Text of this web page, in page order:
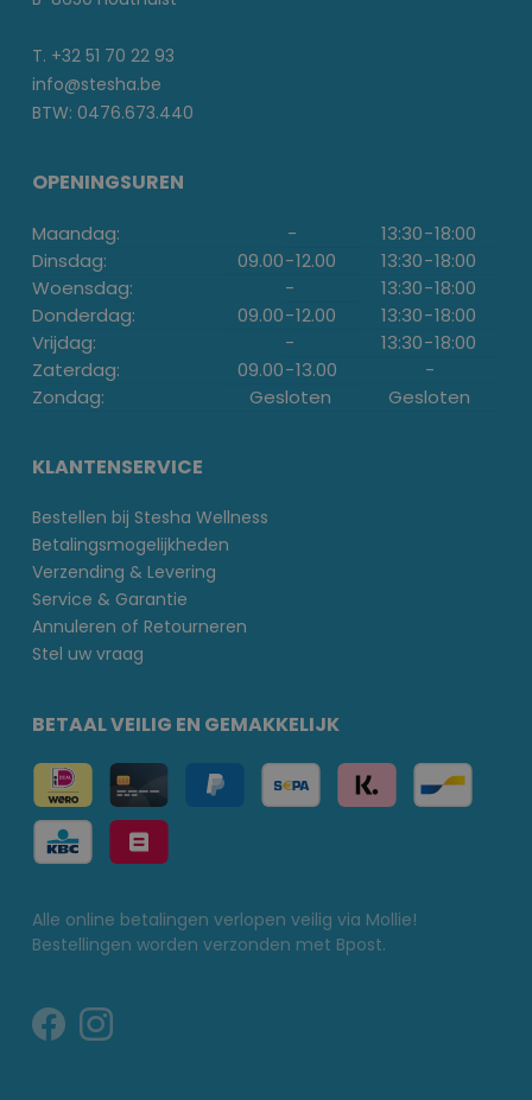
T. +32 51 70 22 93
info@stesha.be
BTW: 0476.673.440
OPENINGSUREN
Maandag: - 13:30-18:00
Dinsdag:
09.00-12.00 13:30-18:00
Woensdag:
- 13:30-18:00
Donderdag:
09.00-12.00 13:30-18:00
Vrijdag:
- 13:30-18:00
Zaterdag:
09.00-13.00
-
Zondag:
Gesloten Gesloten
KLANTENSERVICE
Bestellen bij Stesha Wellness
Betalingsmogelijkheden
Verzending & Levering
Service & Garantie
Annuleren of Retourneren
Stel uw vraag
BETAAL VEILIG EN GEMAKKELIJK
Alle online betalingen verlopen veilig via Mollie!
Bestellingen worden verzonden met Bpost.